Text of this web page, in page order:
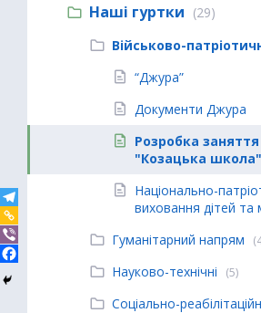
Наші гуртки (29)
Військово-
“Джура”
Документи Джура
Розробка
"Козацька школа"
Національно-
виховання дітей та
Гуманітарний напрям
Науково-технічні (5)
Соціально-